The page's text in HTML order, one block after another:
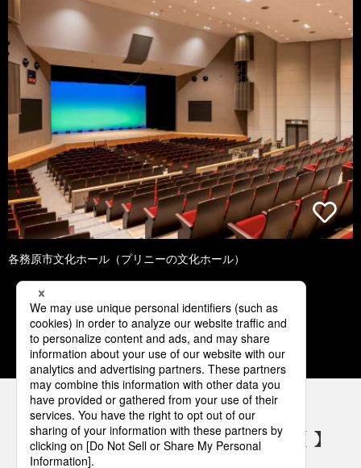
各務原市文化ホール（プリニーの文化ホール）
1 2 3 4 5
パナソニックの電気設備 SNSアカウント